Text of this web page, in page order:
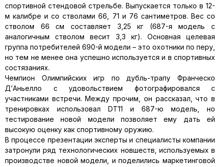
спортивной стендовой стрельбе. Выпускается только в 12-
м калибре и со стволами 66, 71 и 76 сантиметров. Вес со
стволом 66 см составляет 3,25 кг (687-я модель с
аналогичным стволом весит 3,3 кг). Основная целевая
группа потребителей 690-й модели – это охотники по перу,
но тем не менее она успешно используется и в спортивных
состязаниях.
Чемпион Олимпийских игр по дубль-трапу Франческо
Д’Аньелло с удовольствием фотографировался с
участниками встречи. Между прочим, он рассказал, что в
тренировках использовал DT11 и 687-ю модель, но
тестирование новой модели позволяет ему дать ей
высокую оценку как спортивному оружию.
В процессе презентации эксперты и специалисты компании
затронули ряд технологических новшеств, используемых в
производстве новой модели, и поделились маркетинговой